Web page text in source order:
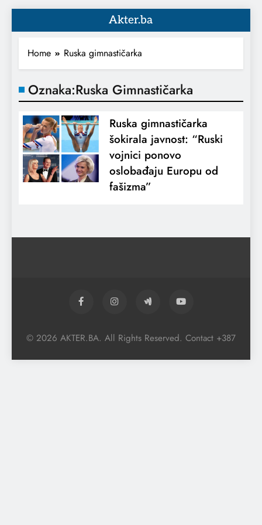
Akter.ba
Home Ruska gimnastičarka
Oznaka:Ruska Gimnastičarka
Ruska gimnastičarka
šokirala javnost: “Ruski
vojnici ponovo
oslobađaju Europu od
fašizma”
© 2026 AKTER.BA. All Rights Reserved. Contact +387